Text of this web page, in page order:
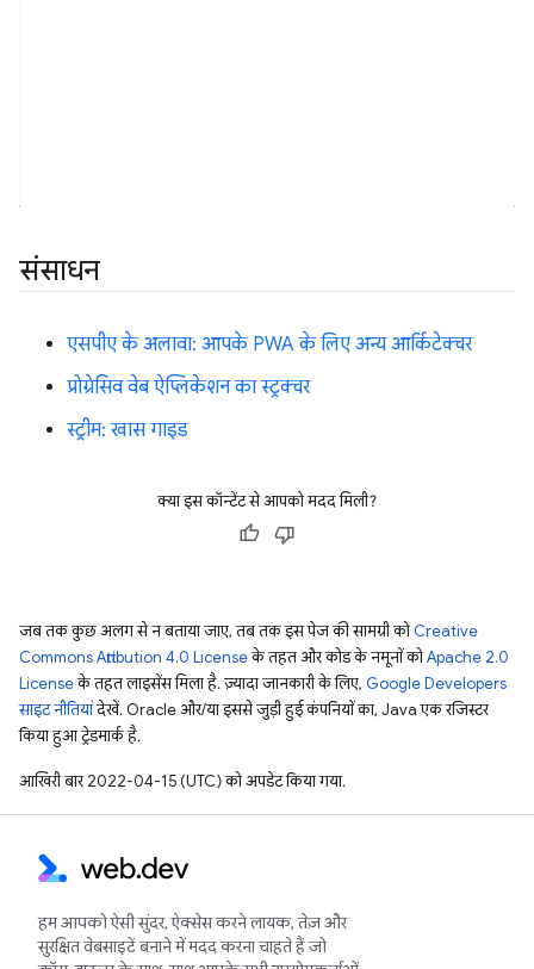
संसाधन
एसपीए के अलावा: आपके PWA के लिए अन्य आर्किटेक्चर
प्रोग्रेसिव वेब ऐप्लिकेशन का स्ट्रक्चर
स्ट्रीम: खास गाइड
क्या इस कॉन्टेंट से आपको मदद मिली?
जब तक कुछ अलग से न बताया जाए, तब तक इस पेज की सामग्री कोCreative
Commons Attribution 4.0 Licenseके तहत और कोड के नमूनों कोApache 2.0
Licenseके तहत लाइसेंस मिला है. ज़्यादा जानकारी के लिए, Google Developers
साइट नीतियांदेखें. Oracle और/या इससे जुड़ी हुई कंपनियों का, Java एक रजिस्टर
किया हुआ ट्रेडमार्क है.
आखिरी बार 2022-04-15 (UTC) को अपडेट किया गया.
हम आपको ऐसी सुंदर, ऐक्सेस करने लायक, तेज़ और
सुरक्षित वेबसाइटें बनाने में मदद करना चाहते हैं जो